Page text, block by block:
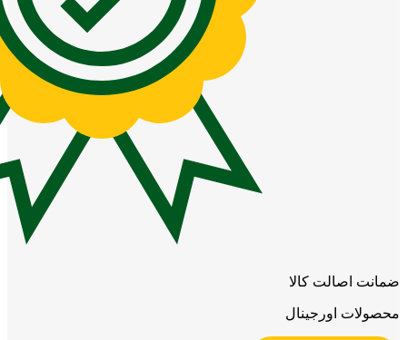
ضمانت اصالت کالا
محصولات اورجینال